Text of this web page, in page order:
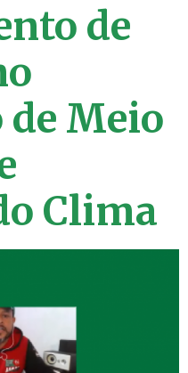
de
Meio
Clima